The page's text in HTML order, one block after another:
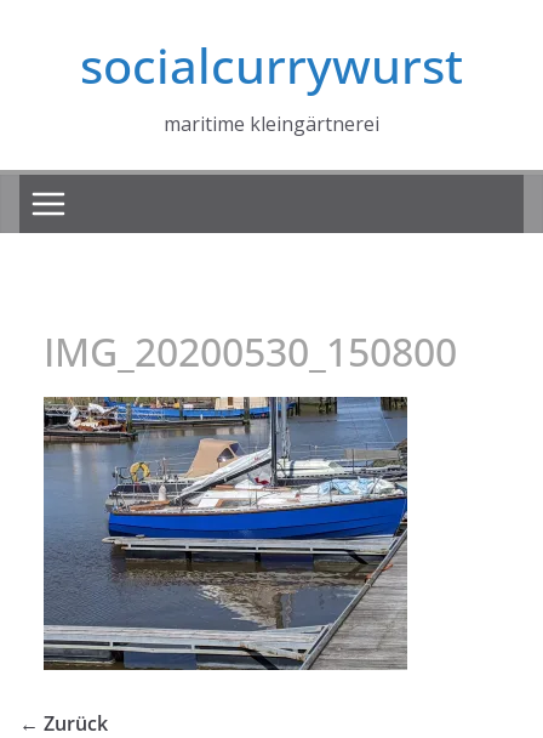
socialcurrywurst
maritime kleingärtnerei
IMG_20200530_150800
← Zurück